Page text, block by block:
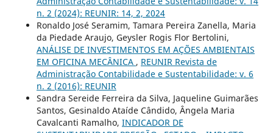
n. 2 (2024): REUNIR: 14, 2, 2024
Ronaldo José Seramim, Tamara Pereira Zanella, Maria
da Piedade Araujo, Geysler Rogis Flor Bertolini,
ANÁLISE DE INVESTIMENTOS EM AÇÕES AMBIENTAIS
EM OFICINA MECÂNICA , REUNIR Revista de
Administração Contabilidade e Sustentabilidade: v. 6
n. 2 (2016): REUNIR
Sandra Sereide Ferreira da Silva, Jaqueline Guimarães
Santos, Gesinaldo Ataíde Cândido, Ângela Maria
Cavalcanti Ramalho, INDICADOR DE